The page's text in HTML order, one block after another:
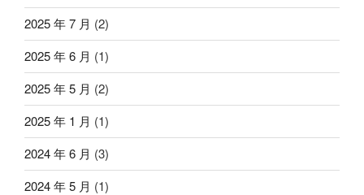
2025 年 7 月 (2)
2025 年 6 月 (1)
2025 年 5 月 (2)
2025 年 1 月 (1)
2024 年 6 月 (3)
2024 年 5 月 (1)